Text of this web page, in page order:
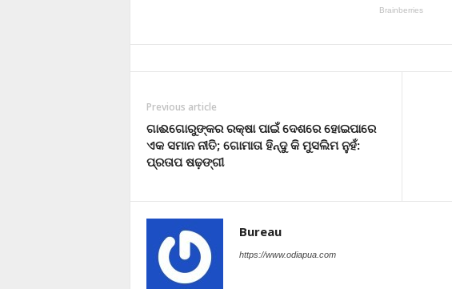
Previous article
ଗାଈଗୋରୁଙ୍କର ରକ୍ଷା ପାଇଁ ଦେଶରେ ହୋଇପାରେ
ଏକ ସମାନ ନୀତି; ଗୋମାତା ହିନ୍ଦୁ କି ମୁସଲିମ ନୁହଁ:
ପ୍ରତାପ ଷଢ଼ଙ୍ଗୀ
Bureau
https://www.odiapua.com